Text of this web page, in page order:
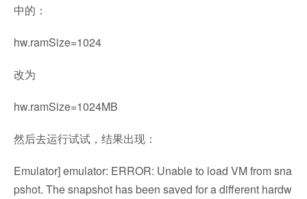
中的：
hw.ramSize=1024
改为
hw.ramSize=1024MB
然后去运行试试，结果出现：
Emulator] emulator: ERROR: Unable to load VM from sna
pshot. The snapshot has been saved for a different hardw